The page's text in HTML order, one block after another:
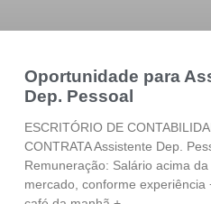
Oportunidade para
Dep. Pessoal
ESCRITÓRIO DE
CONTRATA Assistente Dep.
Remuneração: Salário acima
mercado, conforme experiência